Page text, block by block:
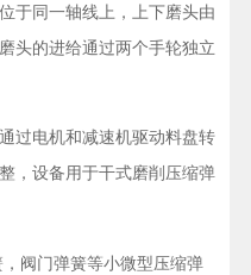
于同一轴线上，上下磨头由
头的进给通过两个手轮独立
电机和减速机驱动料盘转
，设备用于干式磨削压缩弹
阀门弹簧等小微型压缩弹